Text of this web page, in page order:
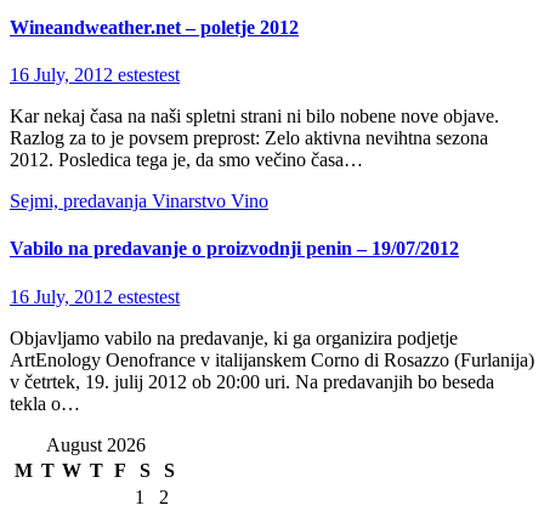
Wineandweather.net – poletje 2012
16 July, 2012 estestest
Kar nekaj časa na naši spletni strani ni bilo nobene nove objave.
Razlog za to je povsem preprost: Zelo aktivna nevihtna sezona
2012. Posledica tega je, da smo večino časa…
Sejmi, predavanja Vinarstvo Vino
Vabilo na predavanje o proizvodnji penin – 19/07/2012
16 July, 2012 estestest
Objavljamo vabilo na predavanje, ki ga organizira podjetje
ArtEnology Oenofrance v italijanskem Corno di Rosazzo (Furlanija)
v četrtek, 19. julij 2012 ob 20:00 uri. Na predavanjih bo beseda
tekla o…
August 2026
M T W T F S
S
1
2